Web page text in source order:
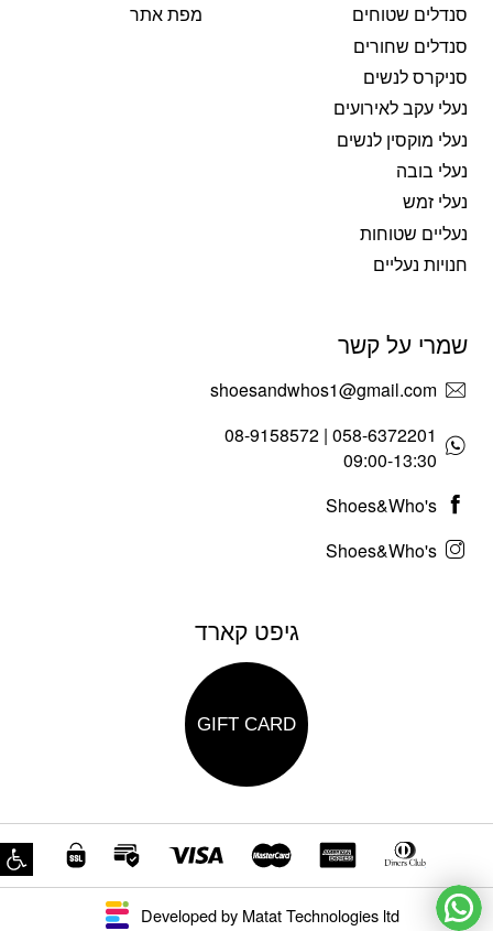
סנדלים שטוחים
סנדלים שחורים
סניקרס לנשים
נעלי עקב לאירועים
נעלי מוקסין לנשים
נעלי בובה
נעלי זמש
נעליים שטוחות
חנויות נעליים
מפת אתר
שמרי על קשר
shoesandwhos1@gmail.com
058-6372201 | 08-9158572
09:00-13:30
Shoes&Who's
Shoes&Who's
גיפט קארד
GIFT CARD
Developed by Matat Technologies ltd